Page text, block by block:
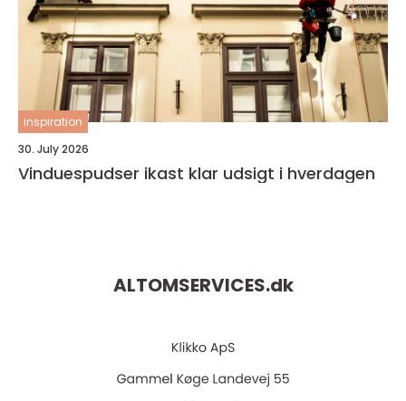
inspiration
30. July 2026
Vinduespudser ikast klar udsigt i hverdagen
ALTOMSERVICES.dk